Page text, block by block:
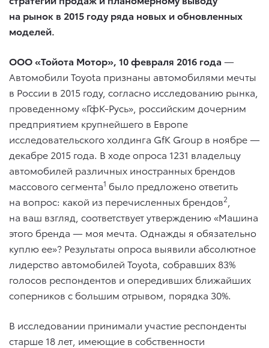
на рынок в 2015 году ряда новых и обновленных
моделей.
ООО «Тойота Мотор», 10 февраля 2016 года —
Автомобили Toyota признаны автомобилями мечты
в России в 2015 году, согласно исследованию рынка,
проведенному «ГфК-Русь», российским дочерним
предприятием крупнейшего в Европе
исследовательского холдинга GfK Group в ноябре —
декабре 2015 года. В ходе опроса 1231 владельцу
автомобилей различных иностранных брендов
массового сегмента1 было предложено ответить
на вопрос: какой из перечисленных брендов2
на ваш взгляд, соответствует утверждению «Машина
этого бренда — моя мечта. Однажды я обязательно
куплю ее»? Результаты опроса выявили абсолютное
лидерство автомобилей Toyota, собравших 83%
голосов респондентов и опередивших ближайших
соперников с большим отрывом, порядка 30%.
В исследовании принимали участие респонденты
старше 18 лет, имеющие в собственности